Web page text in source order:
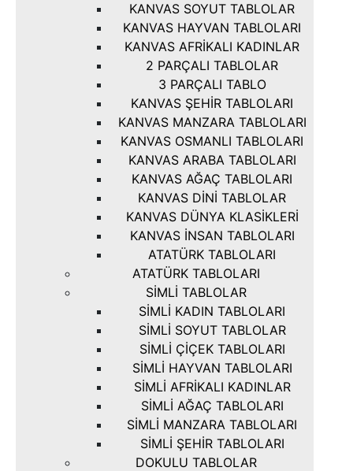
KANVAS SOYUT TABLOLAR
KANVAS HAYVAN TABLOLARI
KANVAS AFRIKALI KADINLAR
2 PARÇALI TABLOLAR
3 PARÇALI TABLO
KANVAS ŞEHIR TABLOLARI
KANVAS MANZARA TABLOLARI
KANVAS OSMANLI TABLOLARI
KANVAS ARABA TABLOLARI
KANVAS AĞAÇ TABLOLARI
KANVAS DINI TABLOLAR
KANVAS DÜNYA KLASIKLERI
KANVAS İNSAN TABLOLARI
ATATÜRK TABLOLARI
ATATÜRK TABLOLARI
SIMLI TABLOLAR
SIMLI KADIN TABLOLARI
SIMLI SOYUT TABLOLAR
SIMLI ÇIÇEK TABLOLARI
SIMLI HAYVAN TABLOLARI
SIMLI AFRIKALI KADINLAR
SIMLI AĞAÇ TABLOLARI
SIMLI MANZARA TABLOLARI
SIMLI ŞEHIR TABLOLARI
DOKULU TABLOLAR